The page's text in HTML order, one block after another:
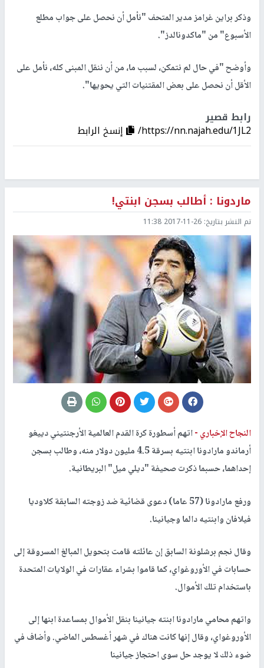
وذكر براين غرامز مدير المتحف "نأمل أن نحصل على جواب مطلع
الأسبوع" من "ماكدونالدز".
وأوضح "في حال لم نتمكن، لسبب ما، من أن ننقل المبنى كله، نأمل على
الأقل أن نحصل على بعض المقتنيات التي يحويها".
رابط قصير
https://nn.najah.edu/1JL2/ إنسخ الرابط
ماردونا : أطالب بسجن ابنتي!
تم النشر بتاريخ: 2017-11-26 11:38
النجاح الإخباري -اتهم أسطورة كرة القدم العالمية الأرجنتيني دييغو
أرماندو مارادونا ابنتيه بسرقة 4.5 مليون دولار منه، وطالب بسجن
إحداهما، حسبما ذكرت صحيفة "ديلي ميل" البريطانية.
ورفع مارادونا (57 عاما) دعوى قضائية ضد زوجته السابقة كلاوديا
فيلافان وابنتيه دالما وجيانينا.
وقال نجم برشلونة السابق إن عائلته قامت بتحويل المبالغ المسروقة إلى
حسابات في الأوروغواي، كما قاموا بشراء عقارات في الولايات المتحدة
باستخدام تلك الأموال.
واتهم محامي مارادونا ابنته جيانينا بنقل الأموال بمساعدة ابنها إلى
الأوروغواي، وقال إنها كانت هناك في شهر أغسطس الماضي. وأضاف في
ضوء ذلك لا يوجد حل سوى احتجاز جيانينا